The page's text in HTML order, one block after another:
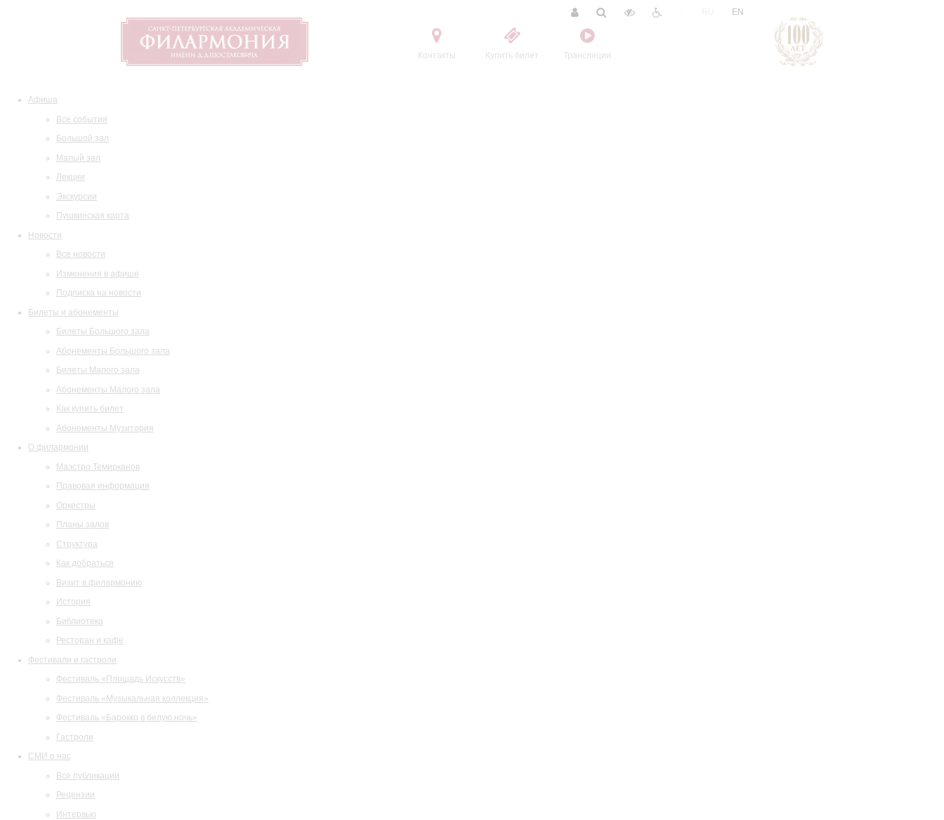
Контакты Купить билет Трансляции
EN
Афиша
Все события
Большой зал
Малый зал
Лекции
Экскурсии
Пушкинская карта
Новости
Все новости
Изменения в афише
Подписка на новости
Билеты и абонементы
Билеты Большого зала
Абонементы Большого зала
Билеты Малого зала
Абонементы Малого зала
Как купить билет
Абонементы Музитория
О филармонии
Маэстро Темирканов
Правовая информация
Оркестры
Планы залов
Структура
Как добраться
Визит в филармонию
История
Библиотека
Ресторан и кафе
Фестивали и гастроли
Фестиваль «Площадь Искусств»
Фестиваль «Музыкальная коллекция»
Фестиваль «Барокко в белую ночь»
Гастроли
СМИ о нас
Все публикации
Рецензии
Интервью